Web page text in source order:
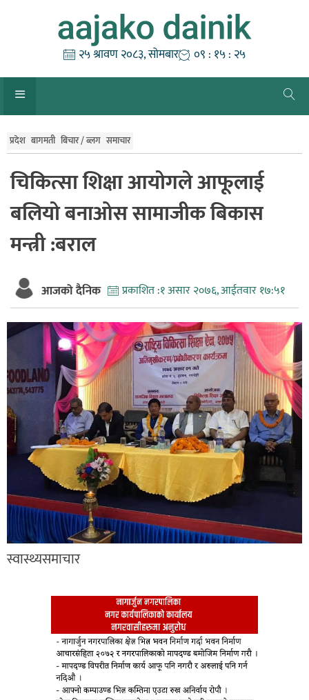
२५ श्रावण २०८३, सोमबार ०९ : १५ : २६
प्रदेश बागमती बिचार / ब्लग समाचार
चिकित्सा शिक्षा आयोगले आफूलाई
बलियो बनाओस सामाजीक बिकास
मन्त्री :बराल
आजको दैनिक प्रकाशित :१ असार २०७६, आईतवार १७:५१
स्वास्थ्यसमाचार